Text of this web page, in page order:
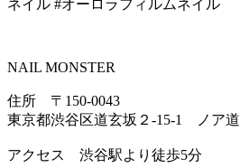
ネイル #オーロラフィルムネイル
NAIL MONSTER
住所 〒150-0043
東京都渋谷区道玄坂２-15-1 ノア道
アクセス 渋谷駅より徒歩5分